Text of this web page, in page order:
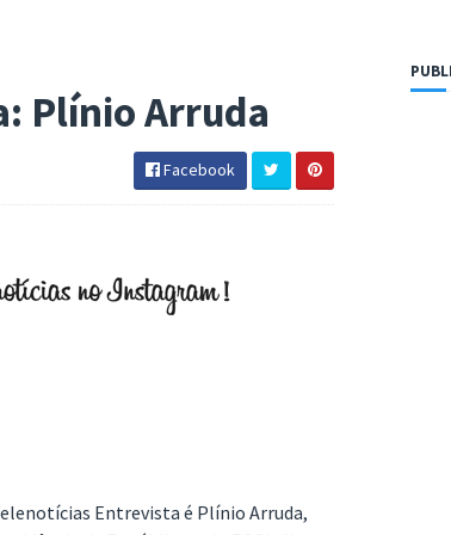
Plínio Arruda
Facebook
Entrevista é Plínio Arruda,